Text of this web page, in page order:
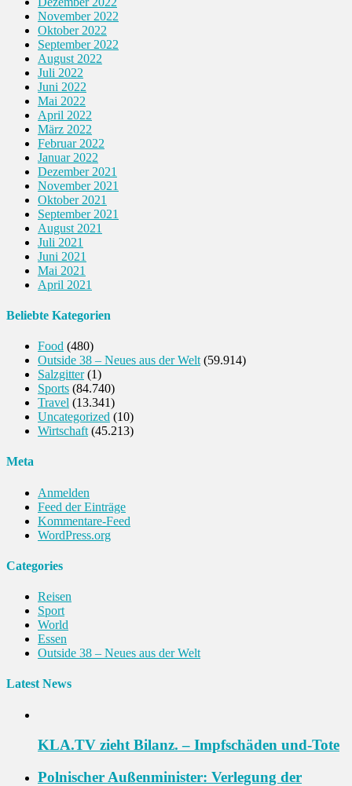
November 2022
Oktober 2022
September 2022
August 2022
Juli 2022
Juni 2022
Mai 2022
April 2022
März 2022
Februar 2022
Januar 2022
Dezember 2021
November 2021
Oktober 2021
September 2021
August 2021
Juli 2021
Juni 2021
Mai 2021
April 2021
Beliebte Kategorien
Food (480)
Outside 38 – Neues aus der Welt (59.914)
Salzgitter(1)
Sports (84.740)
Travel (13.341)
Uncategorized (10)
Wirtschaft (45.213)
Meta
Anmelden
Feed der Einträge
Kommentare-Feed
WordPress.org
Categories
Reisen
Sport
World
Essen
Outside 38 – Neues aus der Welt
Latest News
KLA.TV zieht Bilanz. – Impfschäden und-Tote
Polnischer Außenminister: Verlegung der